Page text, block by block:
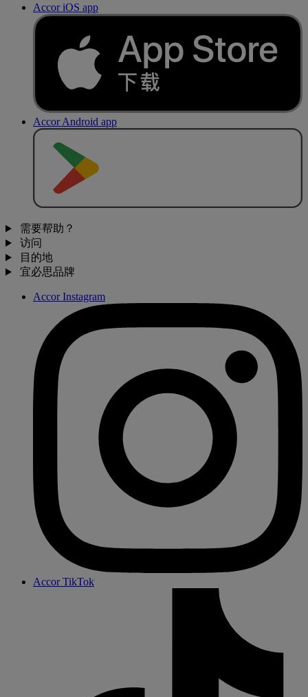
Accor iOS app
Accor Android app
需要帮助？
访问
目的地
宜必思品牌
Accor Instagram
Accor TikTok